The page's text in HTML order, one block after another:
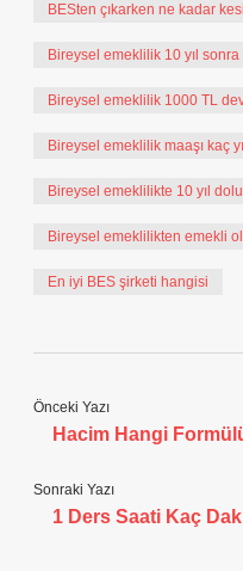
BESten çıkarken ne kadar
Bireysel emeklilik 10 yıl
Bireysel emeklilik 1000 TL
Bireysel emeklilik maaşı kaç
Bireysel emeklilikte 10 yıl
Bireysel emeklilikten emekli
En iyi BES şirketi hangisi
Önceki Yazı
Hacim Hangi
Sonraki Yazı
1 Ders Saati Kaç